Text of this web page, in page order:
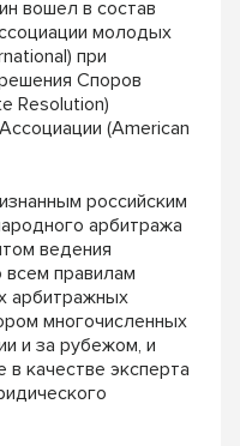
вошел в состав
молодых
при
Споров
Resolution)
(American
российским
арбитража
ведения
всем правилам
арбитражных
многочисленных
и за рубежом, и
в качестве эксперта